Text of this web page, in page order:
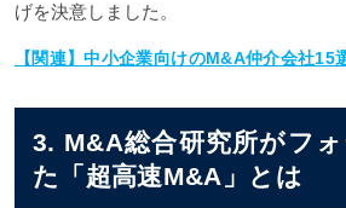
げを決意しました。
【関連】中小企業向けのM&A仲介会社15
3. M&A総合研究所がフ
た「超高速M&A」とは